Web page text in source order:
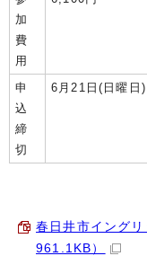
加
費
用
申
込
締
切
6月21日(日曜日)
春日井市イング
961.1KB）